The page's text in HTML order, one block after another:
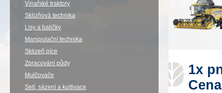
1x
Vinařské traktory
Sklizňová technika
Lisy a baličky
Manipulační technika
Sklizeň píce
Zpracování půdy
Mulčovače
Setí, sázení a kultivace